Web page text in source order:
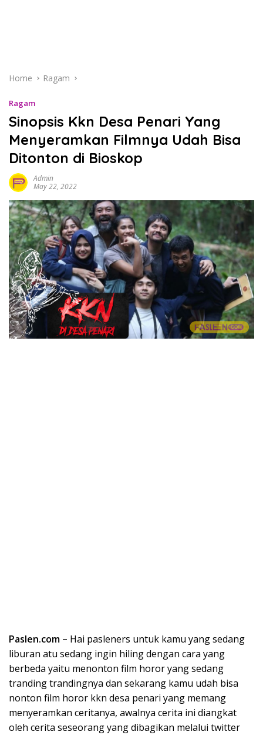
Home Ragam
Ragam
Sinopsis Kkn Desa Penari Yang
Menyeramkan Filmnya Udah Bisa
Ditonton di Bioskop
Admin
May 22, 2022
Paslen.com – Hai pasleners untuk kamu yang sedang
liburan atu sedang ingin hiling dengan cara yang
berbeda yaitu menonton film horor yang sedang
tranding trandingnya dan sekarang kamu udah bisa
nonton film horor kkn desa penari yang memang
menyeramkan ceritanya, awalnya cerita ini diangkat
oleh cerita seseorang yang dibagikan melalui twitter